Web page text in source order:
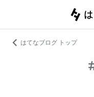
はてなブログ トップ